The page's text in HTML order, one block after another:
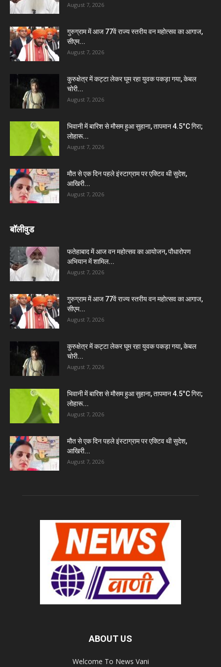
August 7, 2026
गुरुग्राम में आज 77वें राज्य स्तरीय वन महोत्सव का आगाज,
सीएम...
August 7, 2026
कुरुक्षेत्र में कट्टा लेकर घूम रहा युवक पकड़ा गया, केबल
चोरी...
August 7, 2026
भिवानी में बारिश से मौसम हुआ सुहाना, तापमान 4.5°C गिरा;
लोहारू...
August 7, 2026
मौत से एक दिन पहले इंस्टाग्राम पर एक्टिव थी सुदेश,
आखिरी...
August 7, 2026
बॉलीवुड
फतेहाबाद में आज वन महोत्सव का आयोजन, पौधारोपण
अभियान में शामिल...
August 7, 2026
गुरुग्राम में आज 77वें राज्य स्तरीय वन महोत्सव का आगाज,
सीएम...
August 7, 2026
कुरुक्षेत्र में कट्टा लेकर घूम रहा युवक पकड़ा गया, केबल
चोरी...
August 7, 2026
भिवानी में बारिश से मौसम हुआ सुहाना, तापमान 4.5°C गिरा;
लोहारू...
August 7, 2026
मौत से एक दिन पहले इंस्टाग्राम पर एक्टिव थी सुदेश,
आखिरी...
August 7, 2026
ABOUT US
Welcome To News Vani